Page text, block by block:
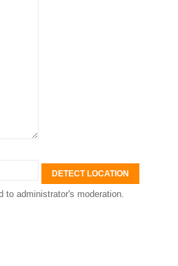
DETECT LOCATION
to administrator's moderation.